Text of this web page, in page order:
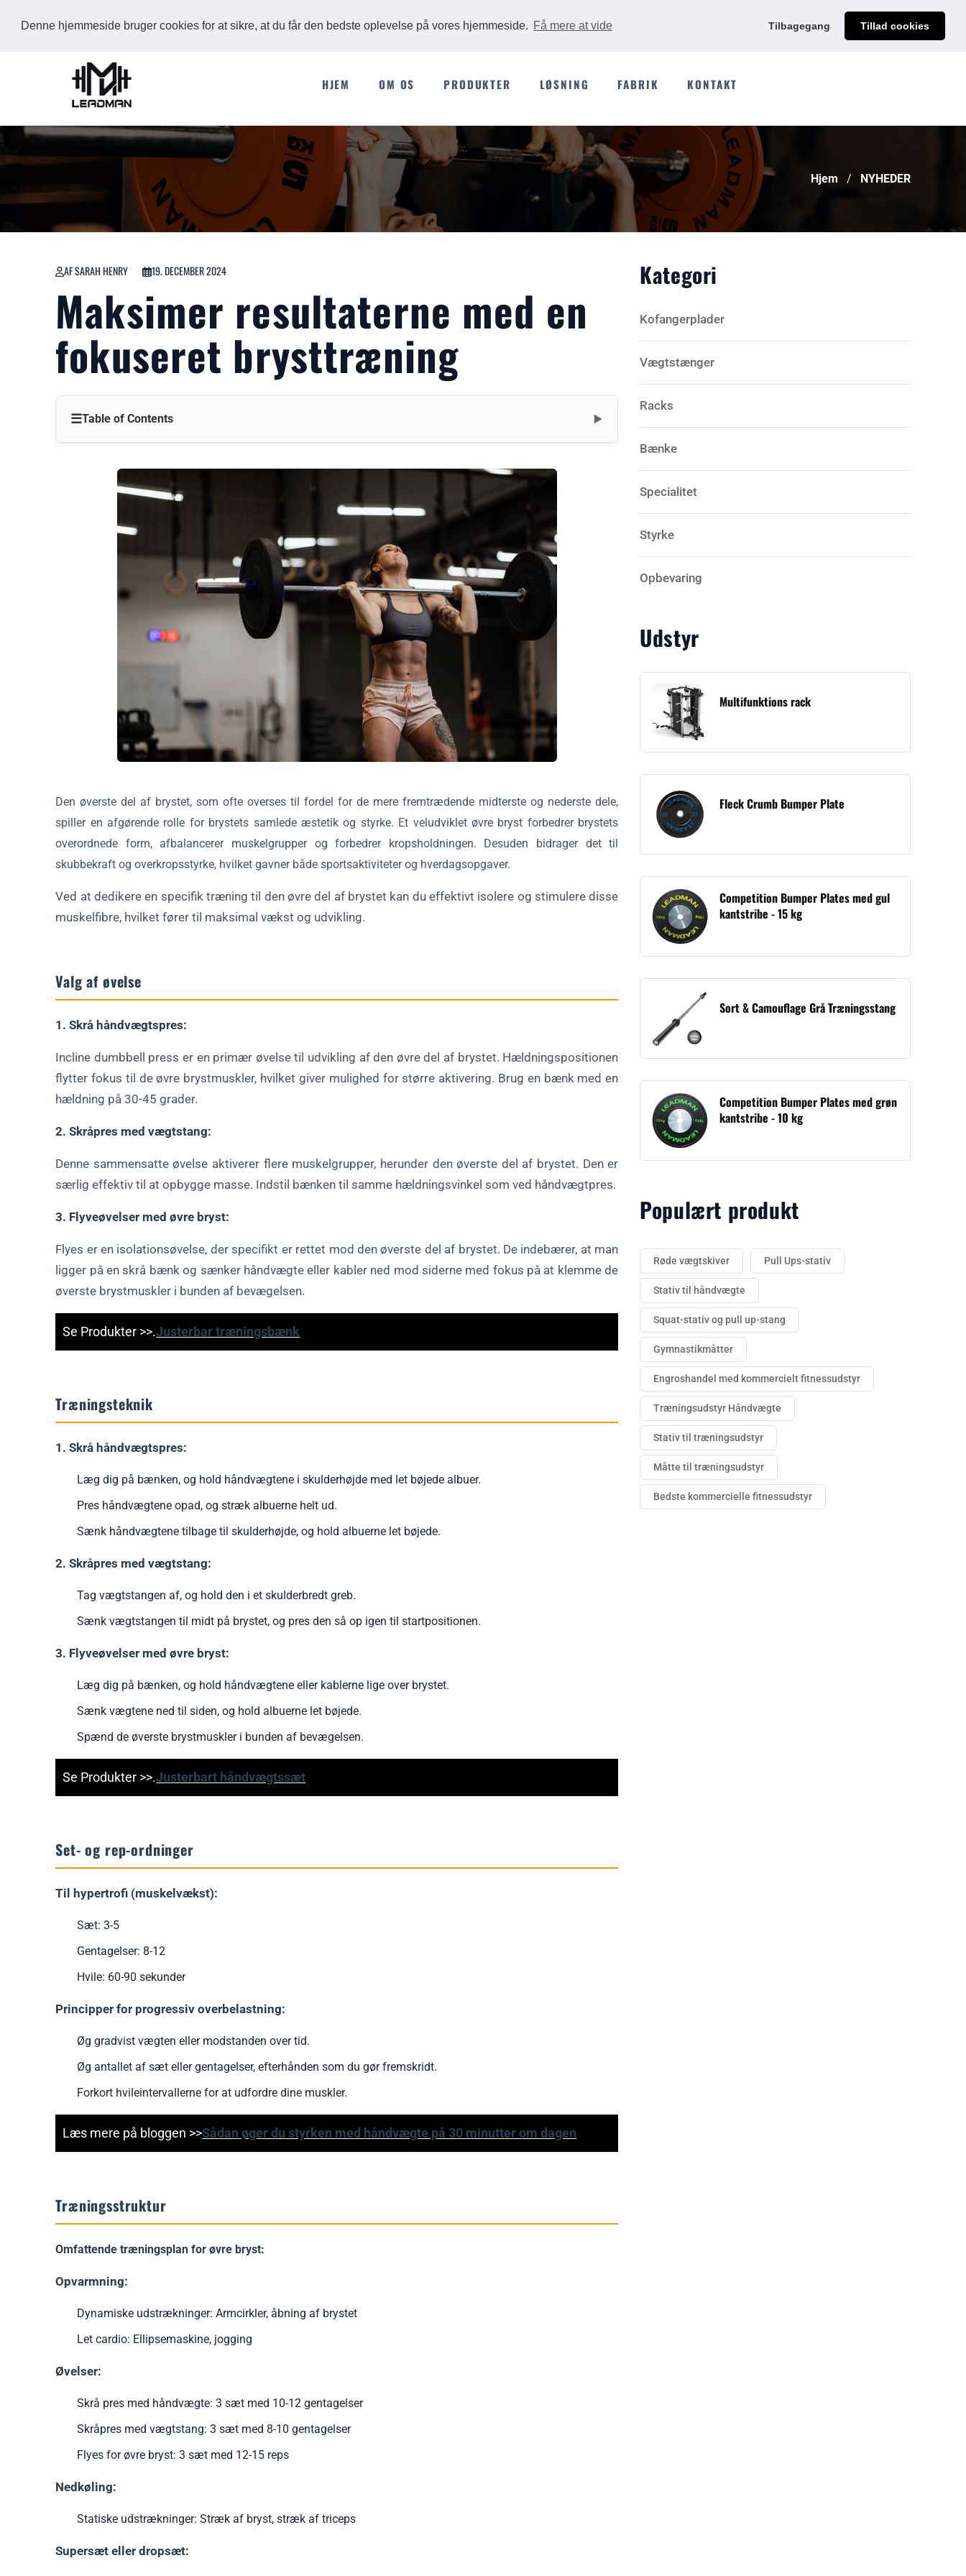
Denne hjemmeside bruger cookies for at sikre, at du får den bedste oplevelse på vores hjemmeside. Få mere at vide Tilbagegang Tillad cookies
Få et uforpligtende tilbud skræddersyet til dig
HJEM OM OS PRODUKTER LØSNING FABRIK KONTAKT
Hjem NYHEDER
AF SARAH HENRY 19. DECEMBER 2024
Maksimer resultaterne med en
fokuseret brysttræning
☰Table of Contents ▼
Træningsteknik
Hyppighed og variation
Almindelige fejltagelser
FAQ om træning af øvre bryst
Den øverste del af brystet, som ofte overses til fordel for de mere fremtrædende midterste og nederste dele,
spiller en afgørende rolle for brystets samlede æstetik og styrke. Et veludviklet øvre bryst forbedrer brystets
overordnede form, afbalancerer muskelgrupper og forbedrer kropsholdningen. Desuden bidrager det til
skubbekraft og overkropsstyrke, hvilket gavner både sportsaktiviteter og hverdagsopgaver.
Ved at dedikere en specifik træning til den øvre del af brystet kan du effektivt isolere og stimulere disse
muskelfibre, hvilket fører til maksimal vækst og udvikling.
Valg af øvelse
1. Skrå håndvægtspres:
Incline dumbbell press er en primær øvelse til udvikling af den øvre del af brystet. Hældningspositionen
flytter fokus til de øvre brystmuskler, hvilket giver mulighed for større aktivering. Brug en bænk med en
hældning på 30-45 grader.
2. Skråpres med vægtstang:
Denne sammensatte øvelse aktiverer flere muskelgrupper, herunder den øverste del af brystet. Den er
særlig effektiv til at opbygge masse. Indstil bænken til samme hældningsvinkel som ved håndvægtpres.
3. Flyveøvelser med øvre bryst:
Flyes er en isolationsøvelse, der specifikt er rettet mod den øverste del af brystet. De indebærer, at man
ligger på en skrå bænk og sænker håndvægte eller kabler ned mod siderne med fokus på at klemme de
øverste brystmuskler i bunden af bevægelsen.
Se Produkter >>.Justerbar træningsbænk
Træningsteknik
1. Skrå håndvægtspres:
Læg dig på bænken, og hold håndvægtene i skulderhøjde med let bøjede albuer.
Pres håndvægtene opad, og stræk albuerne helt ud.
Sænk håndvægtene tilbage til skulderhøjde, og hold albuerne let bøjede.
2. Skråpres med vægtstang:
Tag vægtstangen af, og hold den i et skulderbredt greb.
Sænk vægtstangen til midt på brystet, og pres den så op igen til startpositionen.
3. Flyveøvelser med øvre bryst:
Læg dig på bænken, og hold håndvægtene eller kablerne lige over brystet.
Sænk vægtene ned til siden, og hold albuerne let bøjede.
Spænd de øverste brystmuskler i bunden af bevægelsen.
Se Produkter >>.Justerbart håndvægtssæt
Set- og rep-ordninger
Til hypertrofi (muskelvækst):
Sæt: 3-5
Gentagelser: 8-12
Hvile: 60-90 sekunder
Principper for progressiv overbelastning:
Øg gradvist vægten eller modstanden over tid.
Øg antallet af sæt eller gentagelser, efterhånden som du gør fremskridt.
Forkort hvileintervallerne for at udfordre dine muskler.
Læs mere på bloggen >>Sådan øger du styrken med håndvægte på 30 minutter om dagen
Træningsstruktur
Omfattende træningsplan for øvre bryst:
Opvarmning:
Dynamiske udstrækninger: Armcirkler, åbning af brystet
Let cardio: Ellipsemaskine, jogging
Øvelser:
Skrå pres med håndvægte: 3 sæt med 10-12 gentagelser
Skråpres med vægtstang: 3 sæt med 8-10 gentagelser
Flyes for øvre bryst: 3 sæt med 12-15 reps
Nedkøling:
Statiske udstrækninger: Stræk af bryst, stræk af triceps
Supersæt eller dropsæt:
Kategori
Kofangerplader
Vægtstænger
Racks
Bænke
Specialitet
Styrke
Opbevaring
Udstyr
Multifunktions rack
Fleck Crumb Bumper Plate
Competition Bumper Plates med gul
kantstribe - 15 kg
Sort & Camouflage Grå Træningsstang
Competition Bumper Plates med grøn
kantstribe - 10 kg
Populært produkt
Røde vægtskiver Pull Ups-stativ
Stativ til håndvægte
Squat-stativ og pull up-stang
Gymnastikmåtter
Engroshandel med kommercielt fitnessudstyr
Træningsudstyr Håndvægte
Stativ til træningsudstyr
Måtte til træningsudstyr
Bedste kommercielle fitnessudstyr